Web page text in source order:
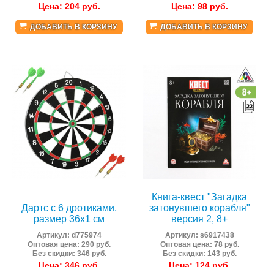
Цена: 204руб.
ДОБАВИТЬ В КОРЗИНУ
Цена: 98руб.
ДОБАВИТЬ В КОРЗИНУ
Дартс с 6 дротиками,
размер 36х1 см
Артикул:d775974
Оптовая цена: 290 руб.
Без скидки: 346 руб.
Книга-квест "Загадка
затонувшего корабля"
версия 2, 8+
Артикул: s6917438
Оптовая цена: 78 руб.
Без скидки: 143 руб.